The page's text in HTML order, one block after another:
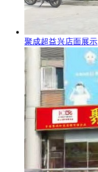
聚成超益兴店面展示